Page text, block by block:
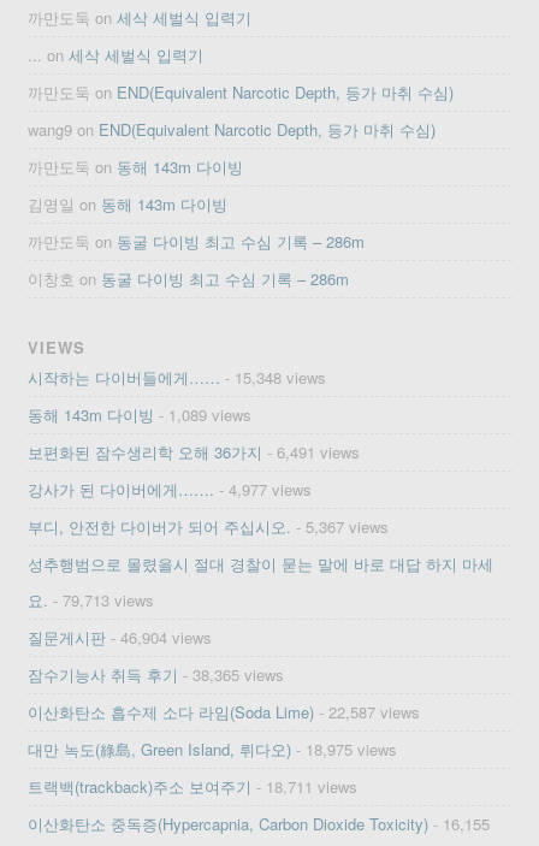
까만도둑 on세삭 세벌식 입력기
... on세삭 세벌식 입력기
까만도둑 on END(Equivalent Narcotic Depth, 등가 마취 수심)
wang9 on END(Equivalent Narcotic Depth, 등가 마취 수심)
까만도둑 on 동해 143m 다이빙
김영일 on 동해 143m 다이빙
까만도둑 on 동굴 다이빙 최고 수심 기록 – 286m
이창호 on 동굴 다이빙 최고 수심 기록 – 286m
VIEWS
시작하는 다이버들에게…… - 15,348 views
동해 143m 다이빙 - 1,089 views
보편화된 잠수생리학 오해 36가지 - 6,491 views
강사가 된 다이버에게……. - 4,977 views
부디, 안전한 다이버가 되어 주십시오. - 5,367 views
성추행범으로 몰렸을시 절대 경찰이 묻는 말에 바로 대답 하지 마세
요. - 79,713 views
질문게시판 - 46,904 views
잠수기능사 취득 후기 - 38,365 views
이산화탄소 흡수제 소다 라임(Soda Lime) - 22,587 views
대만 녹도(綠島, Green Island, 뤼다오) - 18,975 views
트랙백(trackback)주소 보여주기 - 18,711 views
이산화탄소 중독증(Hypercapnia, Carbon Dioxide Toxicity) - 16,155